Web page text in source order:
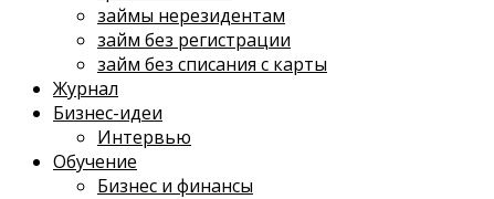
займы нерезидентам
займ без регистрации
займ без списания с карты
Журнал
Бизнес-идеи
Интервью
Обучение
Бизнес и финансы